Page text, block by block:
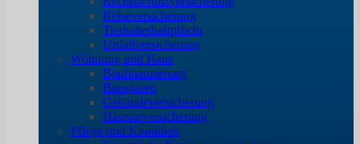
Reiseversicherung
Tierhalterhaftpflicht
Unfallversicherung
Wohnung und Haus
Baufinanzierung
Bausparen
Gebäudeversicherung
Hausratversicherung
Pflege und Krankheit